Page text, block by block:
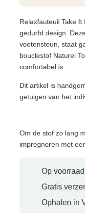
Relaxfauteuil Take
gedurfd design.
voetensteun, staat
bouclestof Naturel
comfortabel is.
Dit artikel is
getuigen van het
Om de stof zo lang
impregneren met
Op
Gratis
Ophalen in